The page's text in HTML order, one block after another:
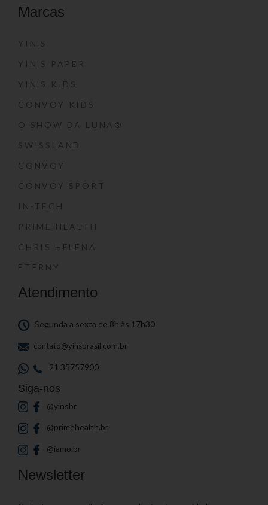
Marcas
YIN’S
YIN’S PAPER
YIN’S KIDS
CONVOY KIDS
O SHOW DA LUNA®
SWISSLAND
CONVOY
CONVOY SPORT
IN-TECH
PRIME HEALTH
CHRIS HELENA
ETERNY
Atendimento
Segunda a sexta de 8h às 17h30
contato@yinsbrasil.com.br
21 35757900
Siga-nos
@yinsbr
@primehealth.br
@iamo.br
Newsletter